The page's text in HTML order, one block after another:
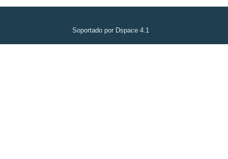
Soportado por Dspace 4.1